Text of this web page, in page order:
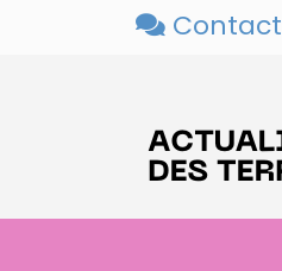
Contact